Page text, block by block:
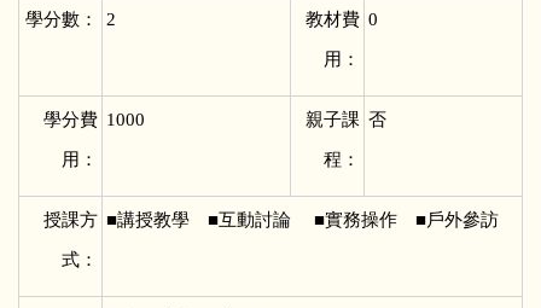
學分數： 2 教材費
用：
0
學分費
用：
1000 親子課
程：
否
授課方
式：
■講授教學 ■互動討論 ■實務操作 ■戶外參訪